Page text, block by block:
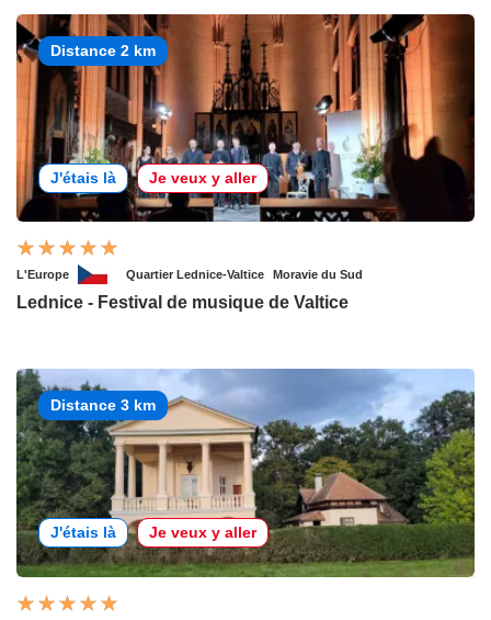
Distance 2 km
J'étais là Je veux y aller
L'Europe Quartier Lednice-Valtice Moravie du Sud
Lednice - Festival de musique de Valtice
Distance 3 km
J'étais là Je veux y aller